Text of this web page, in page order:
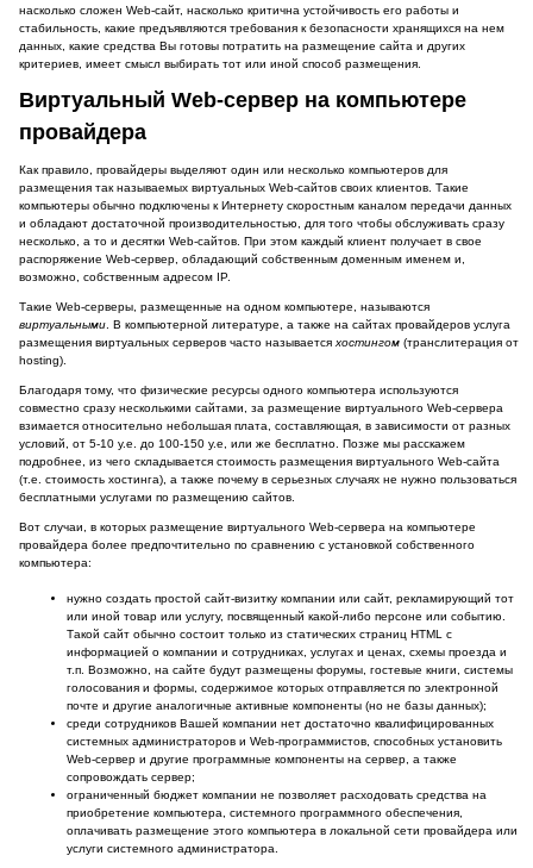
насколько сложен Web-сайт, насколько критична устойчивость его работы и
стабильность, какие предъявляются требования к безопасности хранящихся на нем
данных, какие средства Вы готовы потратить на размещение сайта и других
критериев, имеет смысл выбирать тот или иной способ размещения.
Виртуальный Web-сервер на компьютере
провайдера
Как правило, провайдеры выделяют один или несколько компьютеров для
размещения так называемых виртуальных Web-сайтов своих клиентов. Такие
компьютеры обычно подключены к Интернету скоростным каналом передачи данных
и обладают достаточной производительностью, для того чтобы обслуживать сразу
несколько, а то и десятки Web-сайтов. При этом каждый клиент получает в свое
распоряжение Web-сервер, обладающий собственным доменным именем и,
возможно, собственным адресом IP.
Такие Web-серверы, размещенные на одном компьютере, называются
виртуальными . В компьютерной литературе, а также на сайтах провайдеров услуга
размещения виртуальных серверов часто называется хостингом (транслитерация от
hosting).
Благодаря тому, что физические ресурсы одного компьютера используются
совместно сразу несколькими сайтами, за размещение виртуального Web-сервера
взимается относительно небольшая плата, составляющая, в зависимости от разных
условий, от 5-10 у.е. до 100-150 у.е, или же бесплатно. Позже мы расскажем
подробнее, из чего складывается стоимость размещения виртуального Web-сайта
(т.е. стоимость хостинга), а также почему в серьезных случаях не нужно пользоваться
бесплатными услугами по размещению сайтов.
Вот случаи, в которых размещение виртуального Web-сервера на компьютере
провайдера более предпочтительно по сравнению с установкой собственного
компьютера:
нужно создать простой сайт-визитку компании или сайт, рекламирующий тот
или иной товар или услугу, посвященный какой-либо персоне или событию.
Такой сайт обычно состоит только из статических страниц HTML с
информацией о компании и сотрудниках, услугах и ценах, схемы проезда и
т.п. Возможно, на сайте будут размещены форумы, гостевые книги, системы
голосования и формы, содержимое которых отправляется по электронной
почте и другие аналогичные активные компоненты (но не базы данных);
среди сотрудников Вашей компании нет достаточно квалифицированных
системных администраторов и Web-программистов, способных установить
Web-сервер и другие программные компоненты на сервер, а также
сопровождать сервер;
ограниченный бюджет компании не позволяет расходовать средства на
приобретение компьютера, системного программного обеспечения,
оплачивать размещение этого компьютера в локальной сети провайдера или
услуги системного администратора.